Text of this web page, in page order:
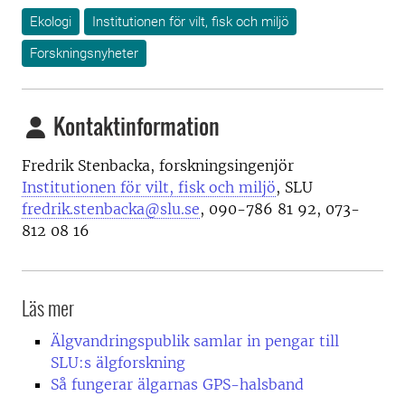
Ekologi
Institutionen för vilt, fisk och miljö
Forskningsnyheter
Kontaktinformation
Fredrik Stenbacka, forskningsingenjör
Institutionen för vilt, fisk och miljö, SLU
fredrik.stenbacka@slu.se, 090-786 81 92, 073-
812 08 16
Läs mer
Älgvandringspublik samlar in pengar till
SLU:s älgforskning
Så fungerar älgarnas GPS-halsband